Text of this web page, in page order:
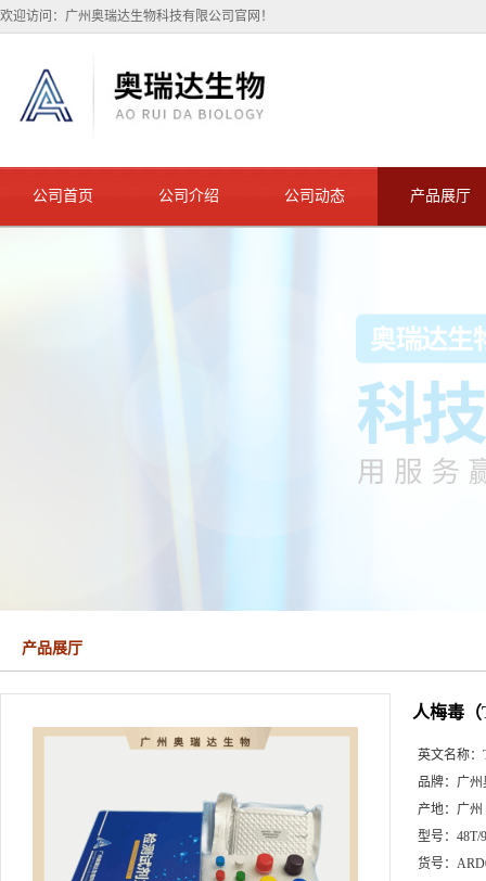
欢迎访问：广州奥瑞达生物科技有限公司官网！
公司首页 公司介绍 公司动态 产品展厅
产品展厅
人梅毒
英文名称：
品牌： 广
产地： 广州
型号： 48T/
货号：